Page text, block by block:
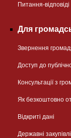
Питання-відповіді
Для
Звернення
Доступ до
Консультації з
Як безкоштовно
Відкриті дані
Державні закупівлі